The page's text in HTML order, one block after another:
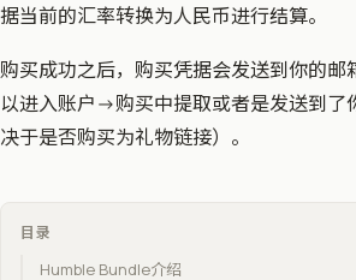
据当前的汇率转换为人民币进行结算。
购买成功之后，购买凭据会发送到你的邮
以进入账户->购买中提取或者是发送到了
决于是否购买为礼物链接）。​​​​​
目录
Humble Bundle介绍